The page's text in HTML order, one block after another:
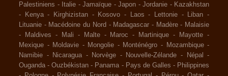
Palestiniens - Italie - Jamaïque - Japon - Jordanie - Kazakhstan
-
Kenya - Kirghizistan - Kosovo - Laos - Lettonie - Liban -
Lituanie - Macédoine du Nord - Madagascar - Madère - Malaisie
-
Maldives - Mali - Malte - Maroc - Martinique - Mayotte -
Mexique - Moldavie - Mongolie - Monténégro - Mozambique -
Namibie - Nicaragua - Norvège - Nouvelle-Zélande - Népal
-
Ouganda -Ouzbékistan - Panama - Pays de Galles - Philippines